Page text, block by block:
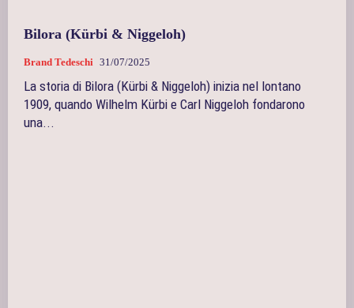
Bilora (Kürbi & Niggeloh)
Brand Tedeschi 31/07/2025
La storia di Bilora (Kürbi & Niggeloh) inizia nel lontano
1909, quando Wilhelm Kürbi e Carl Niggeloh fondarono
una...